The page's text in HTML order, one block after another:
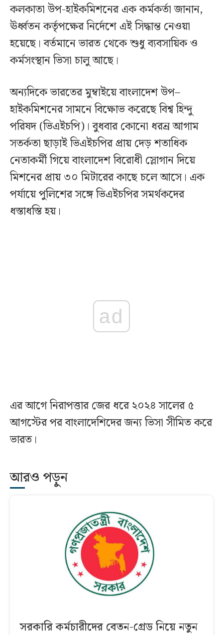
কলকাতা উপ-হাইকমিশনের এক কর্মকর্তা জানান,
ঊর্ধ্বতন কর্তৃপক্ষের নির্দেশে এই সিদ্ধান্ত নেওয়া
হয়েছে। বর্তমানে ভারত থেকে শুধু ব্যবসায়িক ও
কর্মসংস্থান ভিসা চালু আছে।
অন্যদিকে ভারতের মুম্বাইয়ে বাংলাদেশ উপ–
হাইকমিশনের সামনে বিক্ষোভ করেছে বিশ্ব হিন্দু
পরিষদ (ভিএইচপি)। বুধবার কোনো ধরন্র আগাম
সতর্কতা ছাড়াই ভিএইচপির প্রায় দেড় শতাধিক
নেতাকর্মী গিয়ে বাংলাদেশ বিরোধী স্লোগান দিয়ে
মিশনের প্রায় ৩০ মিটারের কাছে চলে আসে। এক
পর্যায়ে পুলিশের সঙ্গে ভিএইচপির সমর্থকদের
ধস্তাধস্তি হয়।
ad
এর আগে নিরাপত্তার জের ধরে ২০২৪ সালের ৫
আগস্টের পর বাংলাদেশিদের জন্য ভিসা সীমিত করে
ভারত।
আরও পড়ুন
সরকারি কর্মচারীদের বেতন-গ্রেড নিয়ে নতুন